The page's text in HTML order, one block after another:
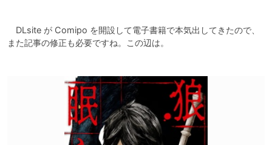
DLsite が Comipo を開設して電子書籍で本気出してきたので、
また記事の修正も必要ですね。この辺は。